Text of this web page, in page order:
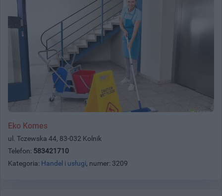
Eko Komes
ul. Tczewska 44, 83-032 Kolnik
Telefon: 583421710
Kategoria: Handel i usługi, numer: 3209